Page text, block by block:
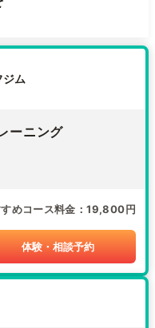
ジム
ーニング
めコース料金 19,800円
体験・相談予約